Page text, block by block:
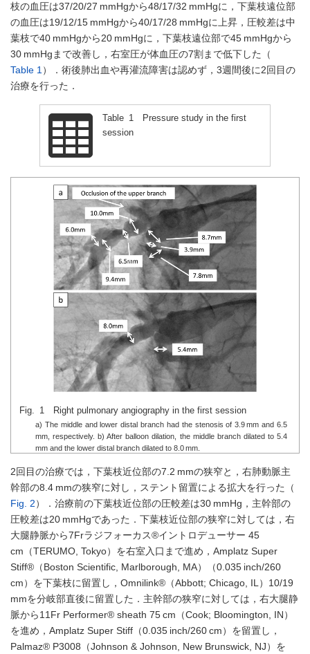
枝の血圧は37/20/27 mmHgから48/17/32 mmHgに，下葉枝遠位部
の血圧は19/12/15 mmHgから40/17/28 mmHgに上昇，圧較差は中
葉枝で40 mmHgから20 mmHgに，下葉枝遠位部で45 mmHgから
30 mmHgまで改善し，右室圧が体血圧の7割まで低下した（
Table 1 ）．術後肺出血や再灌流障害は認めず，3週間後に2回目の
治療を行った．
Table 1 Pressure study in the first
session
Fig. 1 Right pulmonary angiography in the first session
a) The middle and lower distal branch had the stenosis of 3.9 mm and 6.5
mm, respectively. b) After balloon dilation, the middle branch dilated to 5.4
mm and the lower distal branch dilated to 8.0 mm.
2回目の治療では，下葉枝近位部の7.2 mmの狭窄と，右肺動脈主
幹部の8.4 mmの狭窄に対し，ステント留置による拡大を行った（
Fig. 2）．治療前の下葉枝近位部の圧較差は30 mmHg，主幹部の
圧較差は20 mmHgであった．下葉枝近位部の狭窄に対しては，右
大腿静脈から7Frラジフォーカス®イントロデューサー 45
cm（TERUMO, Tokyo）を右室入口まで進め，Amplatz Super
Stiff®（Boston Scientific, Marlborough, MA）（0.035 inch/260
cm）を下葉枝に留置し，Omnilink®（Abbott; Chicago, IL）10/19
mmを分岐部直後に留置した．主幹部の狭窄に対しては，右大腿静
脈から11Fr Performer® sheath 75 cm（Cook; Bloomington, IN）
を進め，Amplatz Super Stiff（0.035 inch/260 cm）を留置し，
Palmaz® P3008（Johnson & Johnson, New Brunswick, NJ）を